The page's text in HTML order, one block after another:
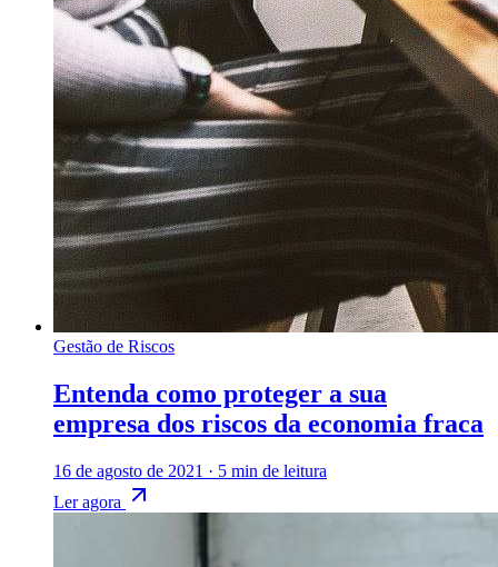
Gestão de Riscos
Entenda como proteger a sua
empresa dos riscos da economia fraca
16 de agosto de 2021 · 5 min de leitura
Ler agora